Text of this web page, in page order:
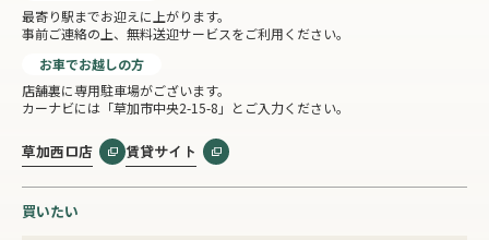
最寄り駅までお迎えに上がります。
事前ご連絡の上、無料送迎サービスをご利用ください。
お車でお越しの方
店舗裏に専用駐車場がございます。
カーナビには「草加市中央2-15-8」とご入力ください。
草加西口店 賃貸サイト
買いたい